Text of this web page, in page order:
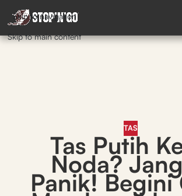
Skip to navigation
Skip to main content
TAS
Tas Putih
Noda?
Panik! Begini